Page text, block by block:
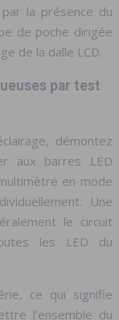
la présence du
de poche dirigée
de la dalle LCD.
par test
démontez
aux barres LED
en mode
Une
le circuit
les LED du
ce qui signifie
l’ensemble du